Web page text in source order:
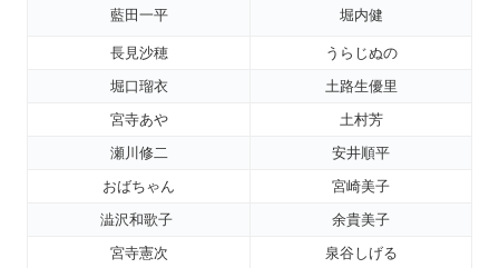
藍田一平 堀内健
長見沙穂
うらじぬの
堀口瑠衣
土路生優里
宮寺あや
土村芳
瀬川修二
安井順平
おばちゃん
宮崎美子
澁沢和歌子
余貴美子
宮寺憲次
泉谷しげる